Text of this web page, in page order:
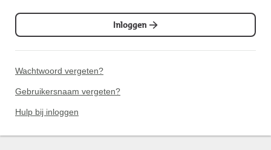
Inloggen
Wachtwoord vergeten?
Gebruikersnaam vergeten?
Hulp bij inloggen